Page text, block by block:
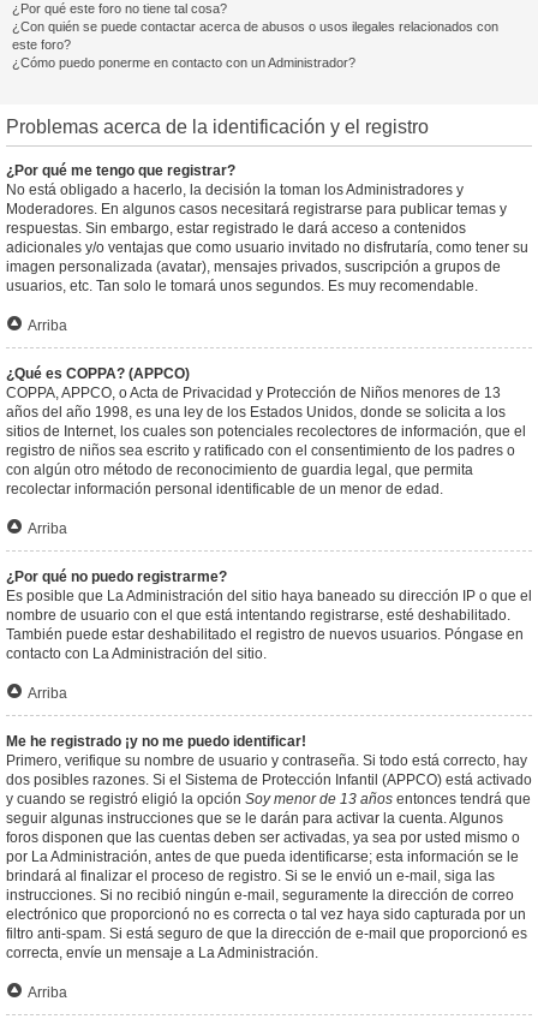
¿Por qué este foro no tiene tal cosa?
¿Con quién se puede contactar acerca de abusos o usos ilegales relacionados con
este foro?
¿Cómo puedo ponerme en contacto con un Administrador?
Problemas acerca de la identificación y el registro
¿Por qué me tengo que registrar?
No está obligado a hacerlo, la decisión la toman los Administradores y
Moderadores. En algunos casos necesitará registrarse para publicar temas y
respuestas. Sin embargo, estar registrado le dará acceso a contenidos
adicionales y/o ventajas que como usuario invitado no disfrutaría, como tener su
imagen personalizada (avatar), mensajes privados, suscripción a grupos de
usuarios, etc. Tan solo le tomará unos segundos. Es muy recomendable.
Arriba
¿Qué es COPPA? (APPCO)
COPPA, APPCO, o Acta de Privacidad y Protección de Niños menores de 13
años del año 1998, es una ley de los Estados Unidos, donde se solicita a los
sitios de Internet, los cuales son potenciales recolectores de información, que el
registro de niños sea escrito y ratificado con el consentimiento de los padres o
con algún otro método de reconocimiento de guardia legal, que permita
recolectar información personal identificable de un menor de edad.
Arriba
¿Por qué no puedo registrarme?
Es posible que La Administración del sitio haya baneado su dirección IP o que el
nombre de usuario con el que está intentando registrarse, esté deshabilitado.
También puede estar deshabilitado el registro de nuevos usuarios. Póngase en
contacto con La Administración del sitio.
Arriba
Me he registrado ¡y no me puedo identificar!
Primero, verifique su nombre de usuario y contraseña. Si todo está correcto, hay
dos posibles razones. Si el Sistema de Protección Infantil (APPCO) está activado
y cuando se registró eligió la opción Soy menor de 13 años entonces tendrá que
seguir algunas instrucciones que se le darán para activar la cuenta. Algunos
foros disponen que las cuentas deben ser activadas, ya sea por usted mismo o
por La Administración, antes de que pueda identificarse; esta información se le
brindará al finalizar el proceso de registro. Si se le envió un e-mail, siga las
instrucciones. Si no recibió ningún e-mail, seguramente la dirección de correo
electrónico que proporcionó no es correcta o tal vez haya sido capturada por un
filtro anti-spam. Si está seguro de que la dirección de e-mail que proporcionó es
correcta, envíe un mensaje a La Administración.
Arriba